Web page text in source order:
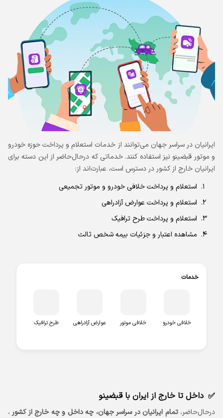
ایرانیان در سراسر جهان می‌توانند از خدمات استعلام و پرداخت حوزه خودرو
و موتور قبضینو نیز استفاده کنند. خدماتی که درحال‌حاضر از این دسته برای
ایرانیان خارج از کشور در دسترس است، عبارت‌اند از:
استعلام و پرداخت خلافی خودرو و موتور تجمیعی
استعلام و پرداخت عوارض آزادراهی
استعلام و پرداخت طرح ترافیک
مشاهده اعتبار و جزئیات بیمه شخص ثالث
خدمات
خلافی خودرو خلافی موتور عوارض آزادراهی طرح ترافیک
داخل تا خارج از ایران با قبضینو
درحال‌حاضر،تمام ایرانیان در سراسر جهان، چه داخل و چه خارج از کشور ،